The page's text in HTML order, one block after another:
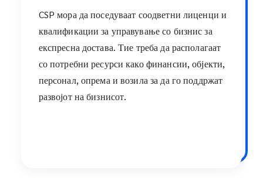
CSP мора да поседуваат соодветни лиценци и
квалификации за управување со бизнис за
експресна достава. Тие треба да располагаат
со потребни ресурси како финансии, објекти,
персонал, опрема и возила за да го поддржат
развојот на бизнисот.